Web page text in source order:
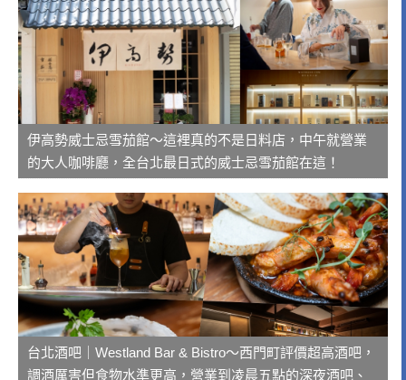
伊高勢威士忌雪茄館～這裡真的不是日料店，中午就營業
的大人咖啡廳，全台北最日式的威士忌雪茄館在這！
台北酒吧｜Westland Bar & Bistro～西門町評價超高酒吧，
調酒厲害但食物水準更高，營業到凌晨五點的深夜酒吧、